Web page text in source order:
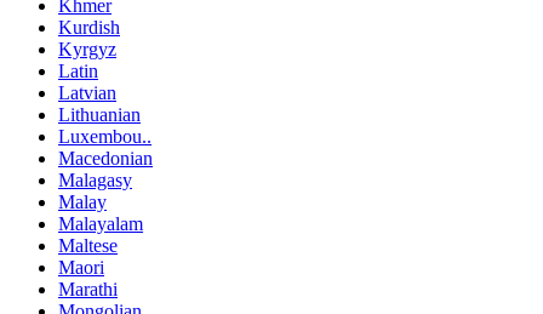
Khmer
Kurdish
Kyrgyz
Latin
Latvian
Lithuanian
Luxembou..
Macedonian
Malagasy
Malay
Malayalam
Maltese
Maori
Marathi